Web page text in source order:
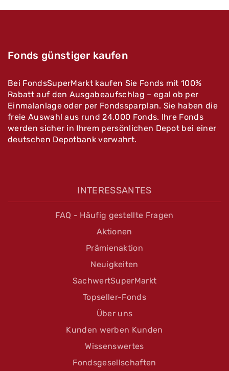
Fonds günstiger kaufen
Bei FondsSuperMarkt kaufen Sie Fonds mit 100%
Rabatt auf den Ausgabeaufschlag – egal ob per
Einmalanlage oder per Fondssparplan. Sie haben die
freie Auswahl aus rund 24.000 Fonds. Ihre Fonds
werden sicher in Ihrem persönlichen Depot bei einer
deutschen Depotbank verwahrt.
INTERESSANTES
FAQ - Häufig gestellte Fragen
Aktionen
Prämienaktion
Neuigkeiten
SachwertSuperMarkt
Topseller-Fonds
Über uns
Kunden werben Kunden
Wissenswertes
Fondsgesellschaften